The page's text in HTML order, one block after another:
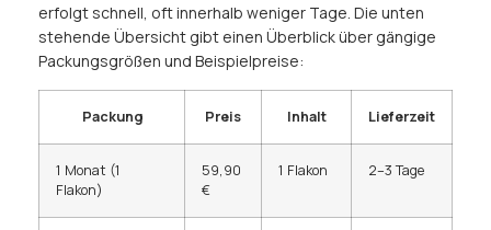
erfolgt schnell, oft innerhalb weniger Tage. Die unten
stehende Übersicht gibt einen Überblick über gängige
Packungsgrößen und Beispielpreise:
Packung Preis Inhalt Lieferzeit
1 Monat (1
Flakon)
59,90
€
1 Flakon 2–3 Tage